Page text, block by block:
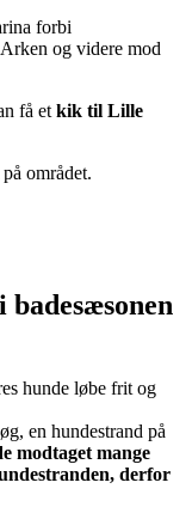
forbi
og videre mod
få et kik til Lille
området.
badesæsonen
hunde løbe frit og
en hundestrand på
modtaget mange
derfor